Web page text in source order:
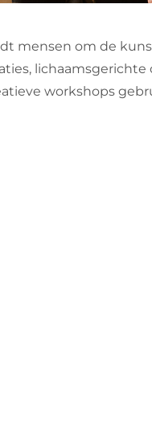
mensen om de
lichaamsgerichte
workshops